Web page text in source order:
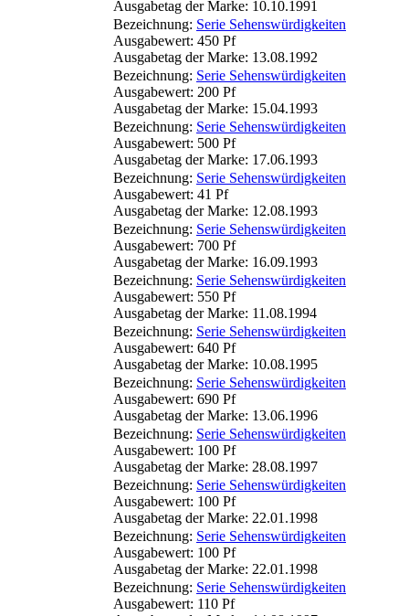
Ausgabetag der Marke: 10.10.1991
Bezeichnung: Serie Sehenswürdigkeiten
Ausgabewert: 450 Pf
Ausgabetag der Marke: 13.08.1992
Bezeichnung: Serie Sehenswürdigkeiten
Ausgabewert: 200 Pf
Ausgabetag der Marke: 15.04.1993
Bezeichnung: Serie Sehenswürdigkeiten
Ausgabewert: 500 Pf
Ausgabetag der Marke: 17.06.1993
Bezeichnung: Serie Sehenswürdigkeiten
Ausgabewert: 41 Pf
Ausgabetag der Marke: 12.08.1993
Bezeichnung: Serie Sehenswürdigkeiten
Ausgabewert: 700 Pf
Ausgabetag der Marke: 16.09.1993
Bezeichnung: Serie Sehenswürdigkeiten
Ausgabewert: 550 Pf
Ausgabetag der Marke: 11.08.1994
Bezeichnung: Serie Sehenswürdigkeiten
Ausgabewert: 640 Pf
Ausgabetag der Marke: 10.08.1995
Bezeichnung: Serie Sehenswürdigkeiten
Ausgabewert: 690 Pf
Ausgabetag der Marke: 13.06.1996
Bezeichnung: Serie Sehenswürdigkeiten
Ausgabewert: 100 Pf
Ausgabetag der Marke: 28.08.1997
Bezeichnung: Serie Sehenswürdigkeiten
Ausgabewert: 100 Pf
Ausgabetag der Marke: 22.01.1998
Bezeichnung: Serie Sehenswürdigkeiten
Ausgabewert: 100 Pf
Ausgabetag der Marke: 22.01.1998
Bezeichnung: Serie Sehenswürdigkeiten
Ausgabewert: 110 Pf